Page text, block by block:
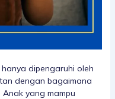
dipengaruhi oleh
dengan bagaimana
yang mampu